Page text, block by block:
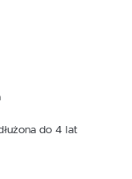
do 4 lat